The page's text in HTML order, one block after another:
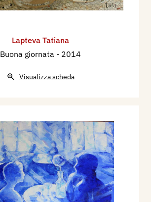
Lapteva Tatiana
Buona giornata - 2014
Visualizza scheda